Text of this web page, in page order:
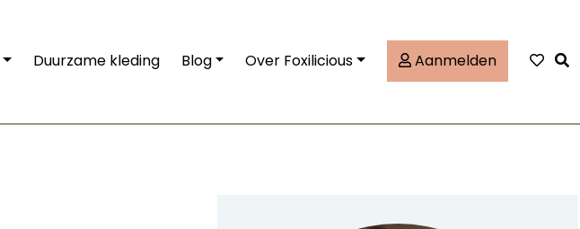
Duurzame kleding Blog Over Foxilicious Aanmelden